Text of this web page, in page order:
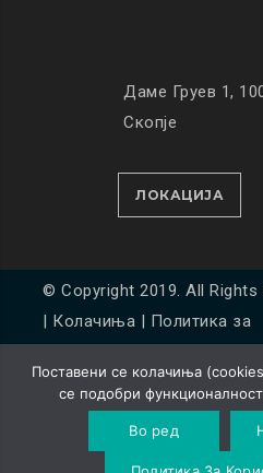
Даме Груев 1,
Скопје
ЛОКАЦИЈА
© Copyright 2019. All Rights
| Колачиња | Политика за
Developed byUnet
Поставени се колачиња
се подобри
Во ред